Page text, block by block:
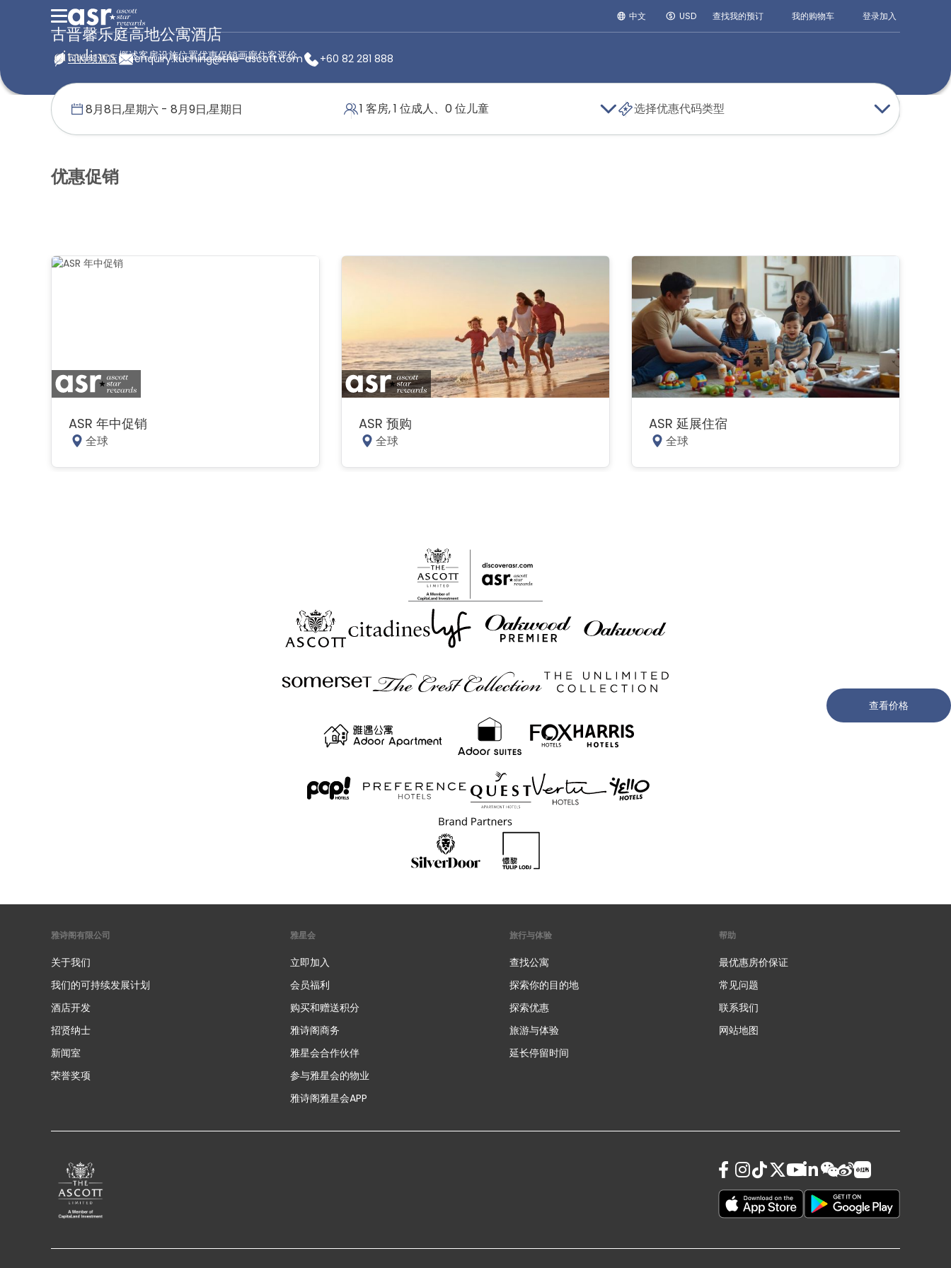
中文 USD 查找我的预订 我的购物车 登录加入
概述客房设施位置优惠促销画廊住客评价
查看价格
1 客房, 1 位成人、0 位儿童 选择优惠代码类型
古晋馨乐庭高地公寓酒店
可持续酒店 enquiry.kuching@the-ascott.com +60 82 281 888
首页 馨乐庭服务公寓 马来西亚 古晋馨乐庭高地公寓酒店
优惠促销
ASR 年中促销
全球
ASR 预购
全球
ASR 延展住宿
全球
雅诗阁有限公司
关于我们
我们的可持续发展计划
酒店开发
招贤纳士
新闻室
荣誉奖项
雅星会
立即加入
会员福利
购买和赠送积分
雅诗阁商务
雅星会合作伙伴
参与雅星会的物业
雅诗阁雅星会APP
旅行与体验
查找公寓
探索你的目的地
探索优惠
旅游与体验
延长停留时间
帮助
最优惠房价保证
常见问题
联系我们
网站地图